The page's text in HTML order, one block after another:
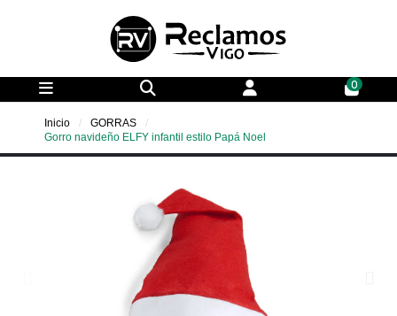
0
Inicio
GORRAS
Gorro navideño ELFY infantil estilo Papá Noel